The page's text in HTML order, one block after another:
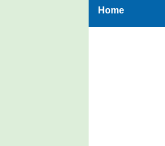
Home